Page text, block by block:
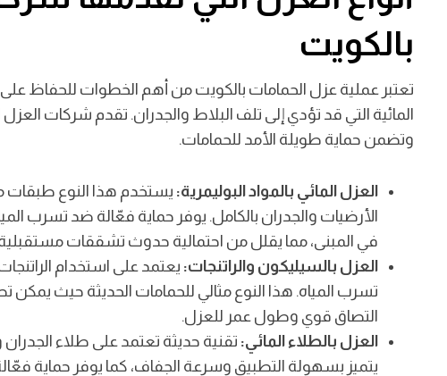
بالكويت
تعتبر عملية عزل الحمامات بالكويت من أهم الخطوات للحفاظ
المائية التي قد تؤدي إلى تلف البلاط والجدران. تقدم شركات
وتضمن حماية طويلة الأمد للحمامات.
العزل المائي بالمواد البوليمرية: يستخدم هذا النوع طبقات
الأرضيات والجدران بالكامل. يوفر حماية فعّالة ضد تسرب
في المبنى، مما يقلل من احتمالية حدوث تشققات
العزل بالسيليكون والراتنجات: يعتمد على استخدام
تسرب المياه. هذا النوع مثالي للحمامات الحديثة حيث
التصاق قوي وطول عمر للعزل.
العزل بالطلاء المائي: تقنية حديثة تعتمد على طلاء
يتميز بسهولة التطبيق وسرعة الجفاف، كما يوفر حماية